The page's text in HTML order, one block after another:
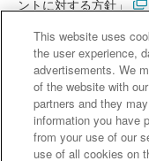
ントに対する方針」
家制度に関する期限日
「マネー・ローンダ
ライン」を踏まえた取
契約代理業・銀行代
等と預金等との誤認防
This website uses
the user experience,
advertisements. We
of the website with
partners and they
information you have
from your use of our
use of all cookies on